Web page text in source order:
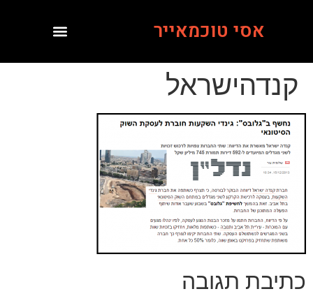
אסי טוכמאייר
קנדהישראל
כתיבת תגובה